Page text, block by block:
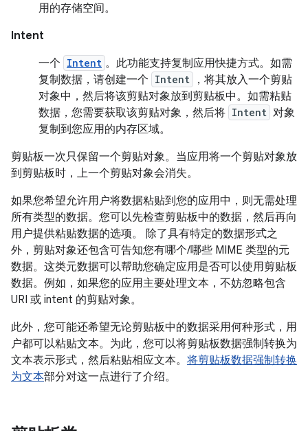
用的存储空间。
Intent
一个 Intent 。此功能支持复制应用快捷方式。如需
复制数据，请创建一个 Intent
，将其放入一个剪贴
对象中，然后将该剪贴对象放到剪贴板中。如需粘贴
数据，您需要获取该剪贴对象，然后将 Intent 对象
复制到您应用的内存区域。
剪贴板一次只保留一个剪贴对象。当应用将一个剪贴对象放
到剪贴板时，上一个剪贴对象会消失。
如果您希望允许用户将数据粘贴到您的应用中，则无需处理
所有类型的数据。您可以先检查剪贴板中的数据，然后再向
用户提供粘贴数据的选项。 除了具有特定的数据形式之
外，剪贴对象还包含可告知您有哪个/哪些 MIME 类型的元
数据。这类元数据可以帮助您确定应用是否可以使用剪贴板
数据。例如，如果您的应用主要处理文本，不妨忽略包含
URI 或 intent 的剪贴对象。
此外，您可能还希望无论剪贴板中的数据采用何种形式，用
户都可以粘贴文本。为此，您可以将剪贴板数据强制转换为
文本表示形式，然后粘贴相应文本。 将剪贴板数据强制转换
为文本部分对这一点进行了介绍。